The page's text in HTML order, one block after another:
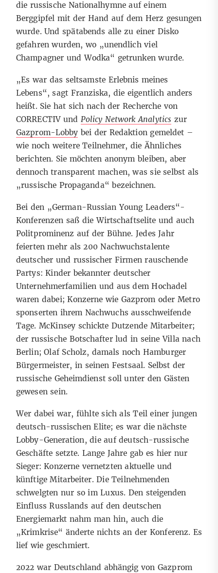
die russische Nationalhymne auf einem
Berggipfel mit der Hand auf dem Herz gesungen
wurde. Und spätabends alle zu einer Disko
gefahren wurden, wo „unendlich viel
Champagner und Wodka“ getrunken wurde.
„Es war das seltsamste Erlebnis meines
Lebens“, sagt Franziska, die eigentlich anders
heißt. Sie hat sich nach der Recherche von
CORRECTIV und Policy Network Analytics zur
Gazprom-Lobby bei der Redaktion gemeldet –
wie noch weitere Teilnehmer, die Ähnliches
berichten. Sie möchten anonym bleiben, aber
dennoch transparent machen, was sie selbst als
„russische Propaganda“ bezeichnen.
Bei den „German-Russian Young Leaders“-
Konferenzen saß die Wirtschaftselite und auch
Politprominenz auf der Bühne. Jedes Jahr
feierten mehr als 200 Nachwuchstalente
deutscher und russischer Firmen rauschende
Partys: Kinder bekannter deutscher
Unternehmerfamilien und aus dem Hochadel
waren dabei; Konzerne wie Gazprom oder Metro
sponserten ihrem Nachwuchs ausschweifende
Tage. McKinsey schickte Dutzende Mitarbeiter;
der russische Botschafter lud in seine Villa nach
Berlin; Olaf Scholz, damals noch Hamburger
Bürgermeister, in seinen Festsaal. Selbst der
russische Geheimdienst soll unter den Gästen
gewesen sein.
Wer dabei war, fühlte sich als Teil einer jungen
deutsch-russischen Elite; es war die nächste
Lobby-Generation, die auf deutsch-russische
Geschäfte setzte. Lange Jahre gab es hier nur
Sieger: Konzerne vernetzten aktuelle und
künftige Mitarbeiter. Die Teilnehmenden
schwelgten nur so im Luxus. Den steigenden
Einfluss Russlands auf den deutschen
Energiemarkt nahm man hin, auch die
„Krimkrise“ änderte nichts an der Konferenz. Es
lief wie geschmiert.
2022 war Deutschland abhängig von Gazprom